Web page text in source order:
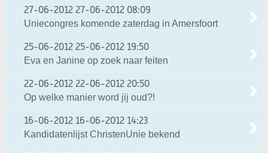
27-06-2012 27-06-2012 08:09
Uniecongres komende zaterdag in Amersfoort
25-06-2012 25-06-2012 19:50
Eva en Janine op zoek naar feiten
22-06-2012 22-06-2012 20:50
Op welke manier word jij oud?!
16-06-2012 16-06-2012 14:23
Kandidatenlijst ChristenUnie bekend